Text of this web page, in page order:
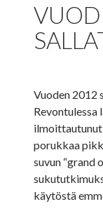
Vuoden 2012
Revontulessa
ilmoittautunut
porukkaa
suvun “grand
käytöstä